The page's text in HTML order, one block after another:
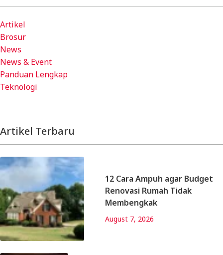
Artikel
Brosur
News
News & Event
Panduan Lengkap
Teknologi
Artikel Terbaru
12 Cara Ampuh agar Budget
Renovasi Rumah Tidak
Membengkak
August 7, 2026